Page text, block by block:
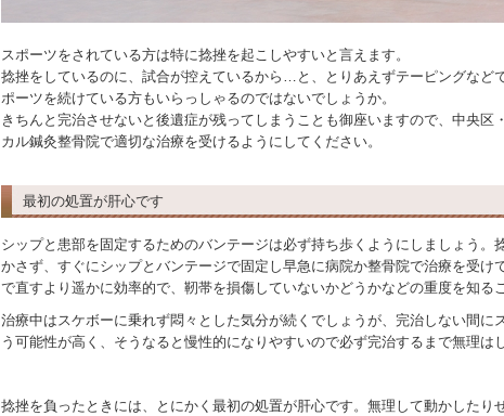
スポーツをされている方は特に捻挫を起こしやすいと言えます。
捻挫をしているのに、試合が控えているから…と、とりあえずテーピングなど
ポーツを続けている方もいらっしゃるのではないでしょうか。
きちんと完治させないと後遺症が残ってしまうことも御座いますので、中央区
カル鍼灸整骨院で適切な治療を受けるようにしてください。
最初の処置が肝心です
シップと患部を固定するためのバンテージは必ず持ち歩くようにしましょう。
かさず、すぐにシップとバンテージで固定し早急に病院か整骨院で治療を受け
で直すより遥かに効率的で、靭帯を損傷していないかどうかなどの重度を知る
治療中はスケボーに乗れず悶々とした気分が続くでしょうが、完治しない間に
う可能性が高く、そうなると慢性的になりやすいので必ず完治するまで無理は
捻挫を負ったときには、とにかく最初の処置が肝心です。無理して動かしたり